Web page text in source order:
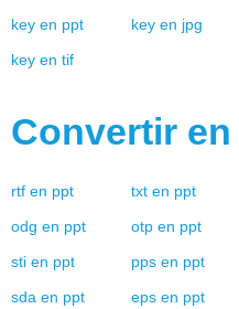
key en ppt key en jpg
key en tif
Convertir en
rtf en ppt txt en ppt
odg en ppt otp en ppt
sti en ppt pps en ppt
sda en ppt eps en ppt